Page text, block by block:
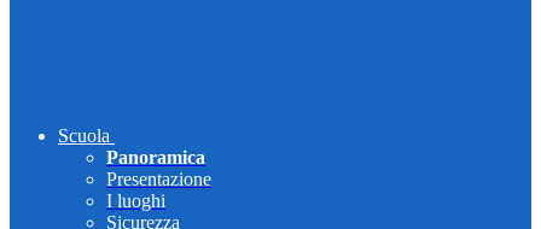
Scuola
Panoramica
Presentazione
I luoghi
Sicurezza